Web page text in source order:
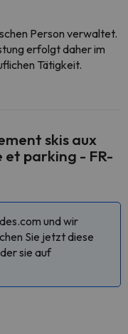
Person verwaltet.
erfolgt daher im
Tätigkeit.
skis aux
et parking - FR-
und wir
Sie jetzt diese
sie auf